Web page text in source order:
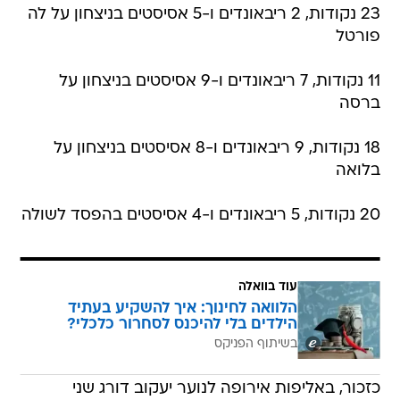
23 נקודות, 2 ריבאונדים ו-5 אסיסטים בניצחון על לה
פורטל
11 נקודות, 7 ריבאונדים ו-9 אסיסטים בניצחון על
ברסה
18 נקודות, 9 ריבאונדים ו-8 אסיסטים בניצחון על
בלואה
20 נקודות, 5 ריבאונדים ו-4 אסיסטים בהפסד לשולה
עוד בוואלה
הלוואה לחינוך: איך להשקיע בעתיד
הילדים בלי להיכנס לסחרור כלכלי?
בשיתוף הפניקס
כזכור, באליפות אירופה לנוער יעקוב דורג שני